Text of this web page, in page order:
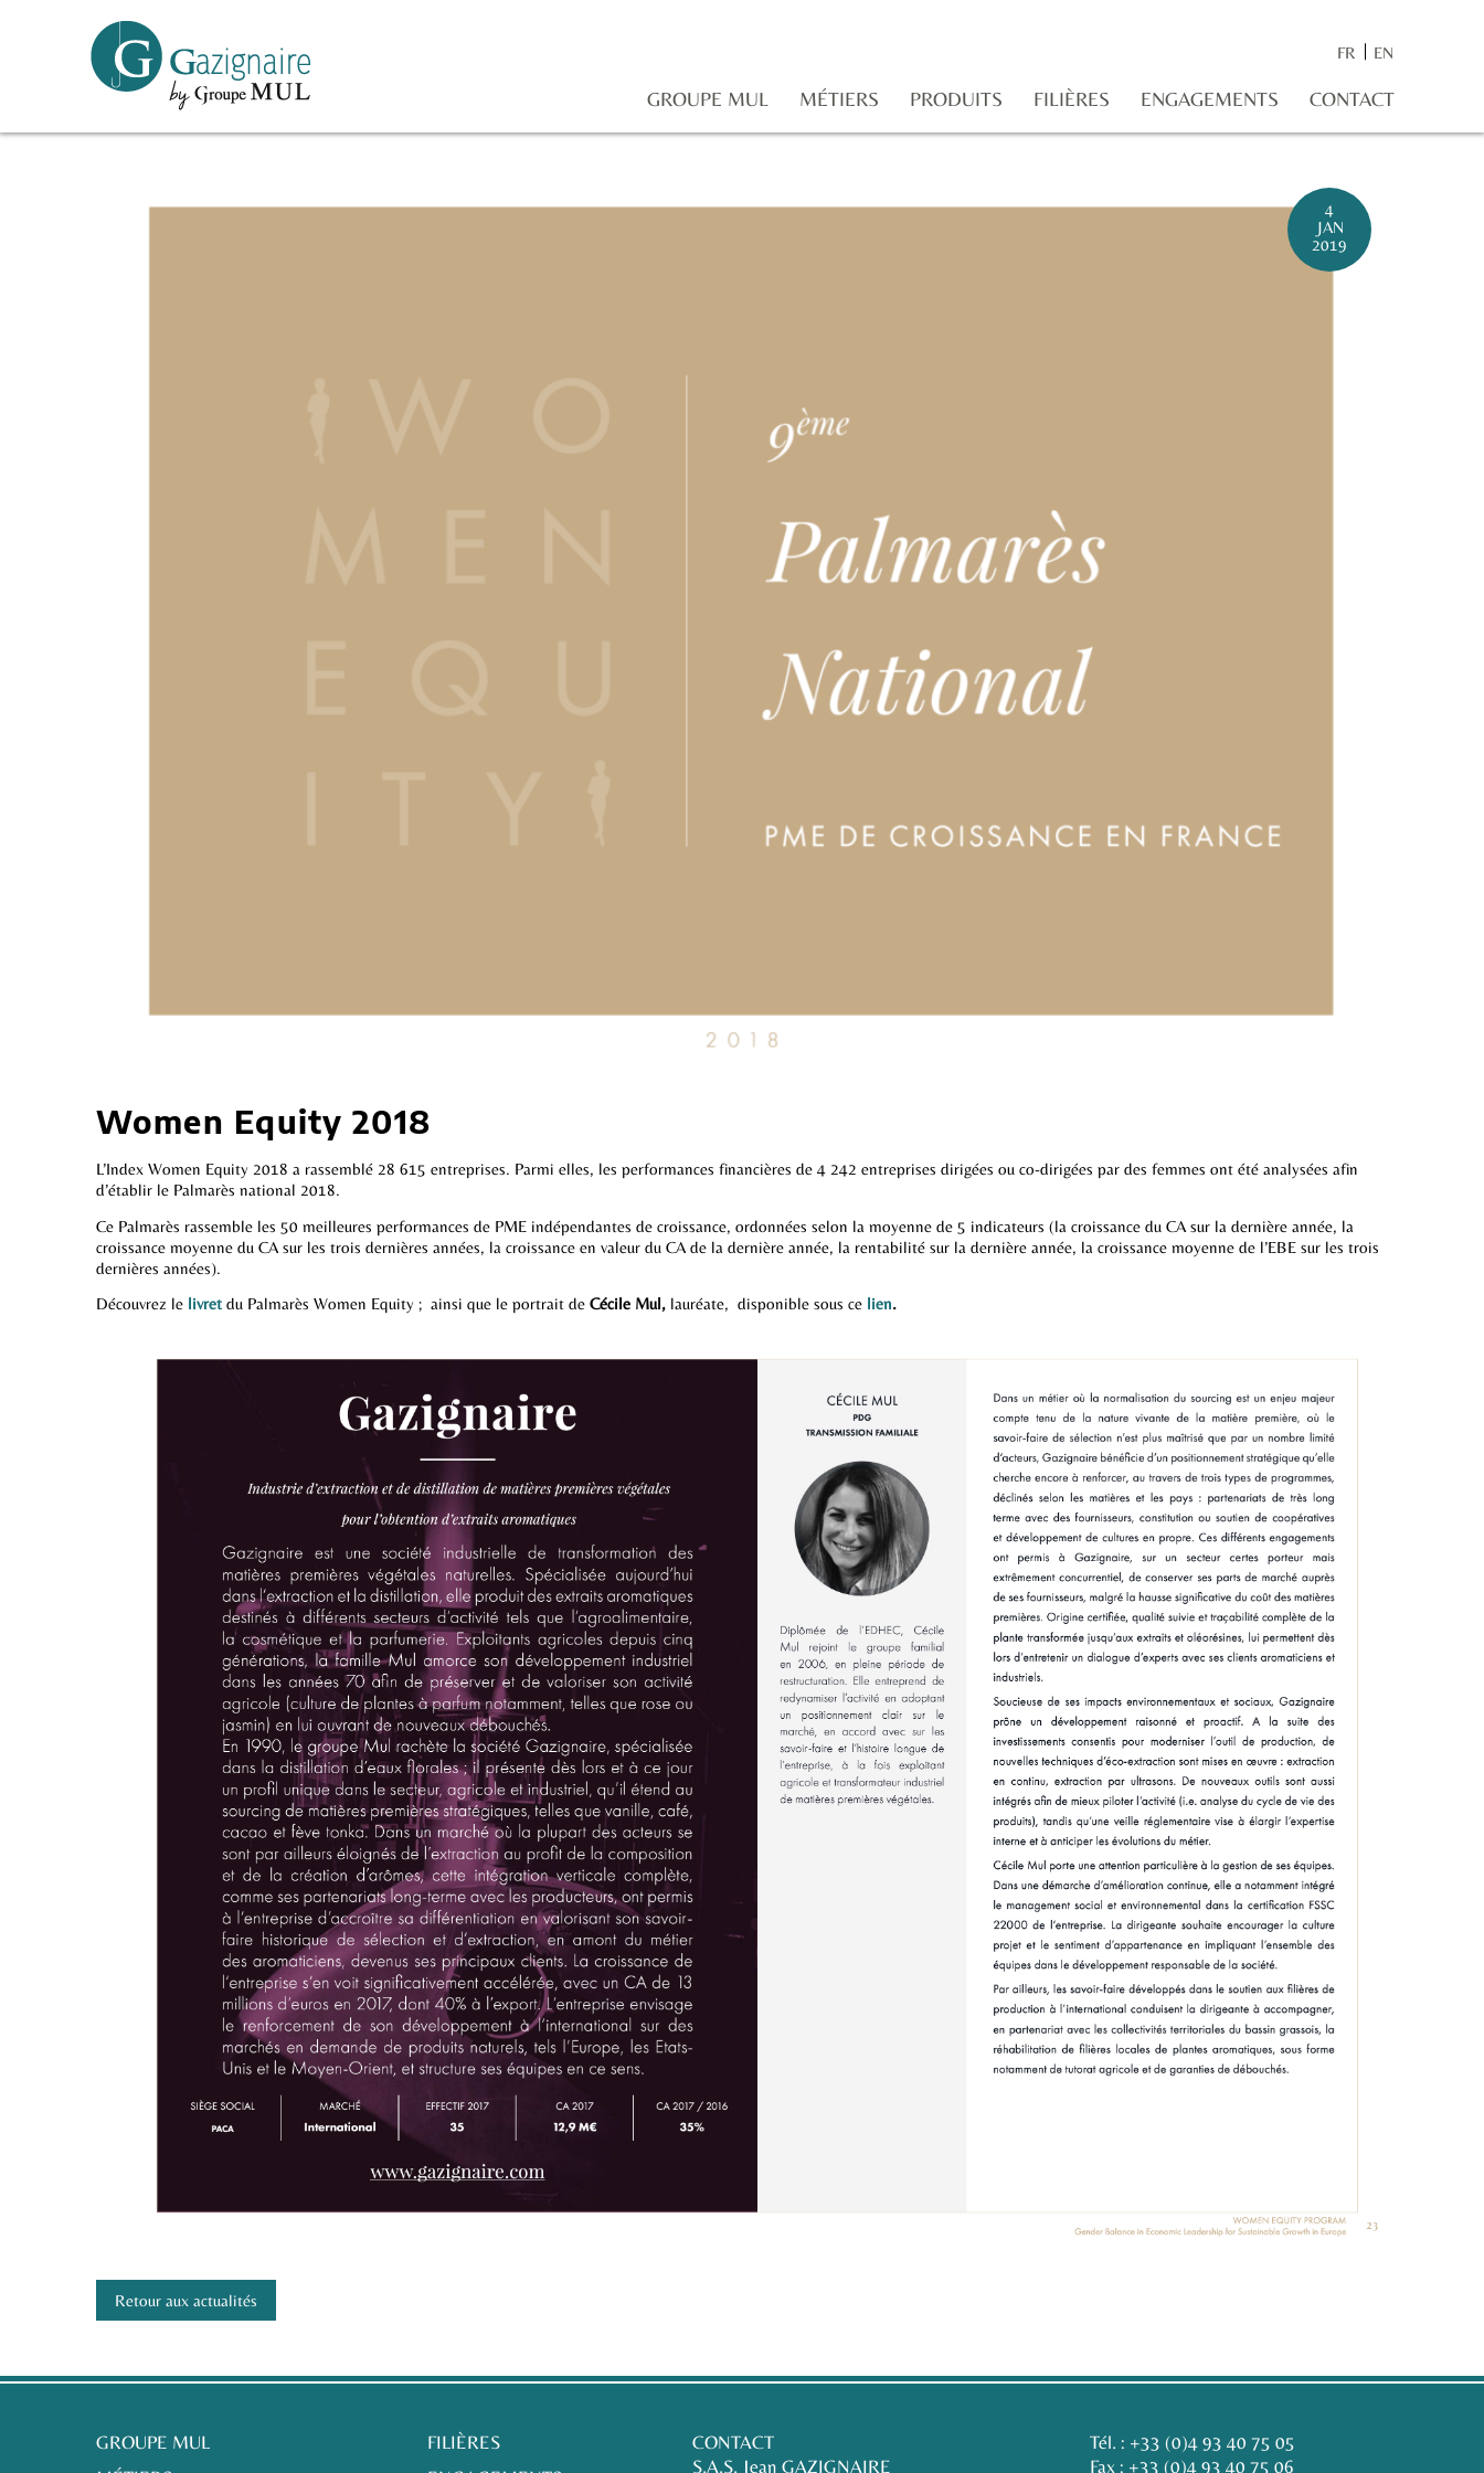
FR EN
GROUPE MUL MÉTIERS PRODUITS FILIÈRES ENGAGEMENTS CONTACT
4
JAN
2019
Women Equity 2018
L’Index Women Equity 2018 a rassemblé 28 615 entreprises. Parmi elles, les performances financières de 4 242 entreprises dirigées ou co-dirigées par des femmes ont été analysées afin
d’établir le Palmarès national 2018.
Ce Palmarès rassemble les 50 meilleures performances de PME indépendantes de croissance, ordonnées selon la moyenne de 5 indicateurs (la croissance du CA sur la dernière année, la
croissance moyenne du CA sur les trois dernières années, la croissance en valeur du CA de la dernière année, la rentabilité sur la dernière année, la croissance moyenne de l’EBE sur les trois
dernières années).
Découvrez le livret du Palmarès Women Equity ; ainsi que le portrait de Cécile Mul, lauréate, disponible sous ce lien.
Retour aux actualités
GROUPE MUL
FILIÈRES
CONTACT
S.A.S. Jean GAZIGNAIRE
Tél. : +33 (0)4 93 40 75 05
Fax : +33 (0)4 93 40 75 06